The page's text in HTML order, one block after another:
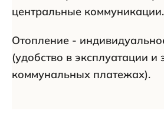
центральные коммуникации.
Отопление -
(удобство в эксплуатации и
коммунальных платежах).